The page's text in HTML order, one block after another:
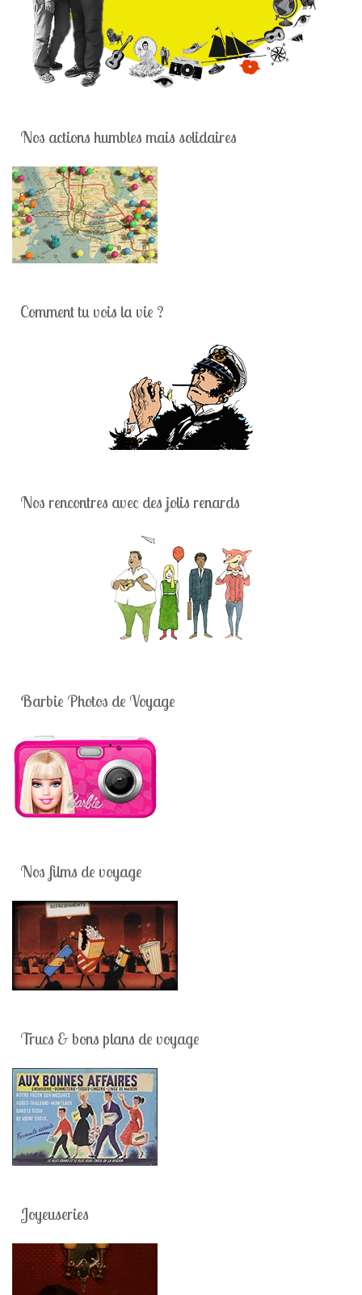
Nos actions humbles mais solidaires
Comment tu vois la vie ?
Nos rencontres avec des jolis renards
Barbie Photos de Voyage
Nos films de voyage
Trucs & bons plans de voyage
Joyeuseries